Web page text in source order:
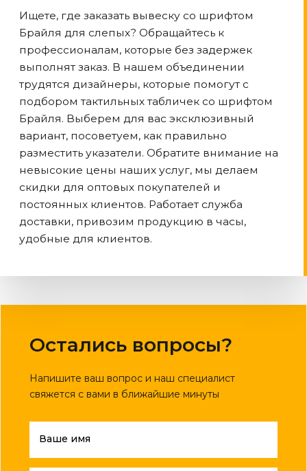
Ищете, где заказать вывеску со шрифтом
Брайля для слепых? Обращайтесь к
профессионалам, которые без задержек
выполнят заказ. В нашем объединении
трудятся дизайнеры, которые помогут с
подбором тактильных табличек со шрифтом
Брайля. Выберем для вас эксклюзивный
вариант, посоветуем, как правильно
разместить указатели. Обратите внимание на
невысокие цены наших услуг, мы делаем
скидки для оптовых покупателей и
постоянных клиентов. Работает служба
доставки, привозим продукцию в часы,
удобные для клиентов.
Остались вопросы?
Напишите ваш вопрос и наш специалист
свяжется с вами в ближайшие минуты
Ваше имя